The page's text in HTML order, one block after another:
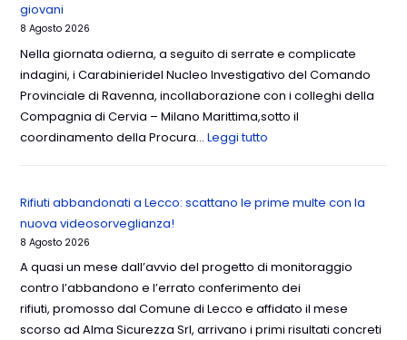
giovani
8 Agosto 2026
Nella giornata odierna, a seguito di serrate e complicate
indagini, i Carabinieridel Nucleo Investigativo del Comando
Provinciale di Ravenna, incollaborazione con i colleghi della
Compagnia di Cervia – Milano Marittima,sotto il
coordinamento della Procura…Leggi tutto
Rifiuti abbandonati a Lecco: scattano le prime multe con la
nuova videosorveglianza!
8 Agosto 2026
A quasi un mese dall’avvio del progetto di monitoraggio
contro l’abbandono e l’errato conferimento dei
rifiuti, promosso dal Comune di Lecco e affidato il mese
scorso ad Alma Sicurezza Srl, arrivano i primi risultati concreti